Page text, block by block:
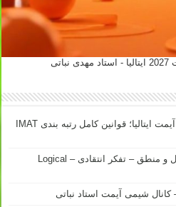
نحوه رتبه بندی داوطلبان در آزمون آیمت ایتالیا؛ قوانین کامل رتبه بندی IMAT
نمونه سوالات آیمت ایتالیا – استدلال و منطق – تفکر انتقادی – Logical
– کانال شیمی آیمت استاد نباتی